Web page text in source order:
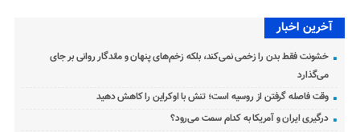
آخرین اخبار
خشونت فقط بدن را زخمی نمی‌کند، بلکه زخم‌های پنهان و ماندگار روانی بر جای
می‌گذارد
وقت فاصله گرفتن از روسیه است؛ تنش با اوکراین را کاهش دهید
درگیری ایران و آمریکا به کدام سمت می‌رود؟